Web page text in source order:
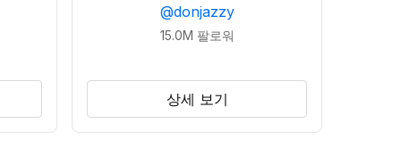
@donjazzy
15.0M 팔로워
상세 보기